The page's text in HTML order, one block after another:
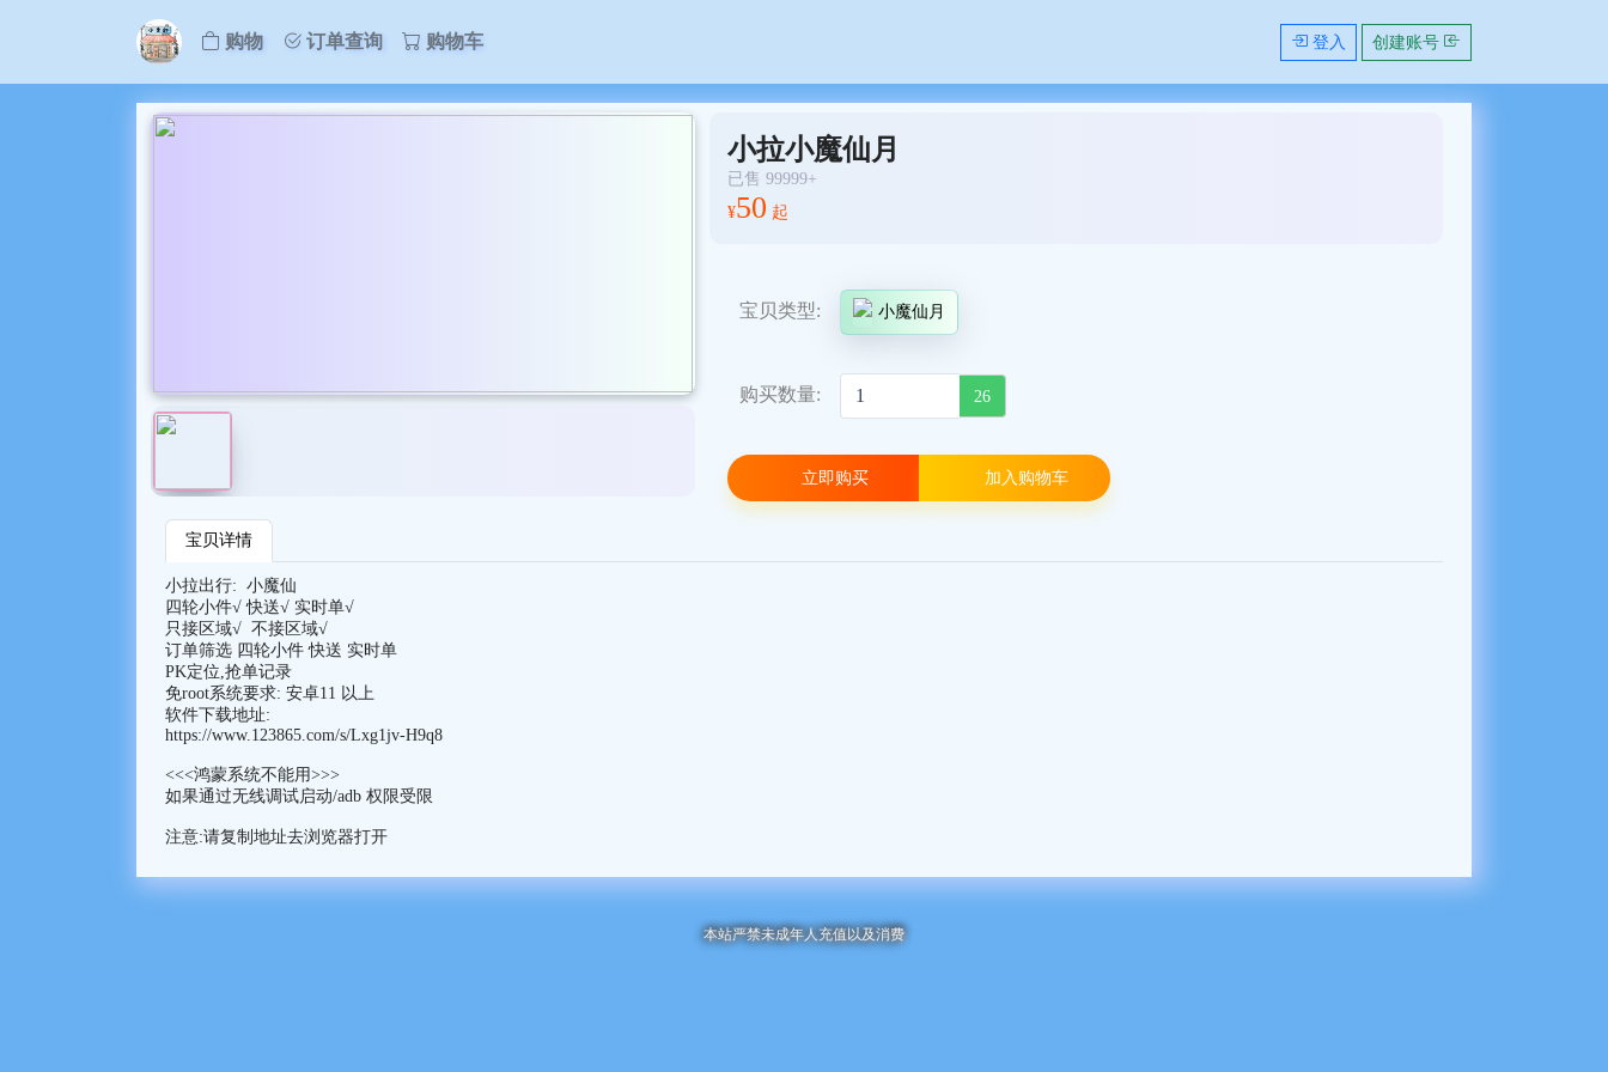
购物 订单查询 购物车 登入 创建账号
小拉小魔仙月
已售 99999+
¥50 起
宝贝类型: 小魔仙月
购买数量: 26
立即购买 加入购物车
宝贝详情
小拉出行: 小魔仙
四轮小件√ 快送√ 实时单√
只接区域√ 不接区域√
订单筛选 四轮小件 快送 实时单
PK定位,抢单记录
免root系统要求: 安卓11 以上
软件下载地址:
https://www.123865.com/s/Lxg1jv-H9q8
<<<鸿蒙系统不能用>>>
如果通过无线调试启动/adb 权限受限
注意:请复制地址去浏览器打开
本站严禁未成年人充值以及消费